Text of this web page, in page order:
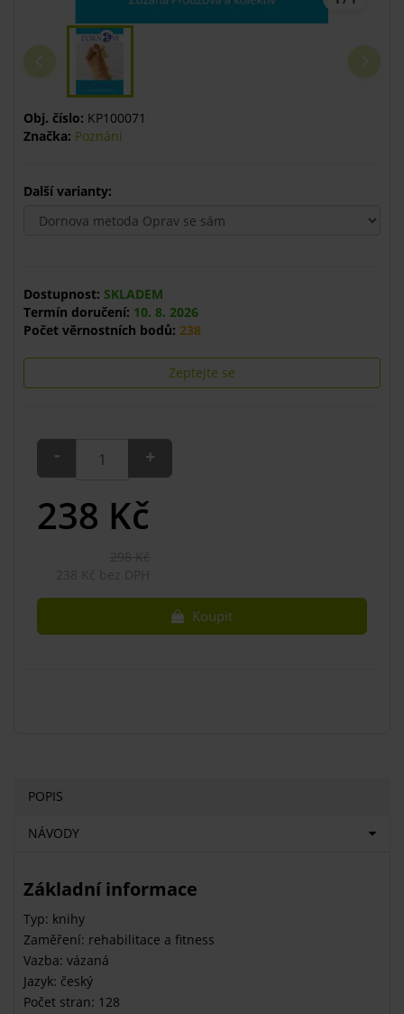
Obj. číslo: KP100071
Značka: Poznání
Další varianty:
Dostupnost: SKLADEM
Termín doručení: 10. 8. 2026
Počet věrnostních bodů: 238
Zeptejte se
- +
238 Kč
Koupit
POPIS
NÁVODY
Základní informace
Typ: knihy
Zaměření: rehabilitace a fitness
Vazba: vázaná
Jazyk: český
Počet stran: 128